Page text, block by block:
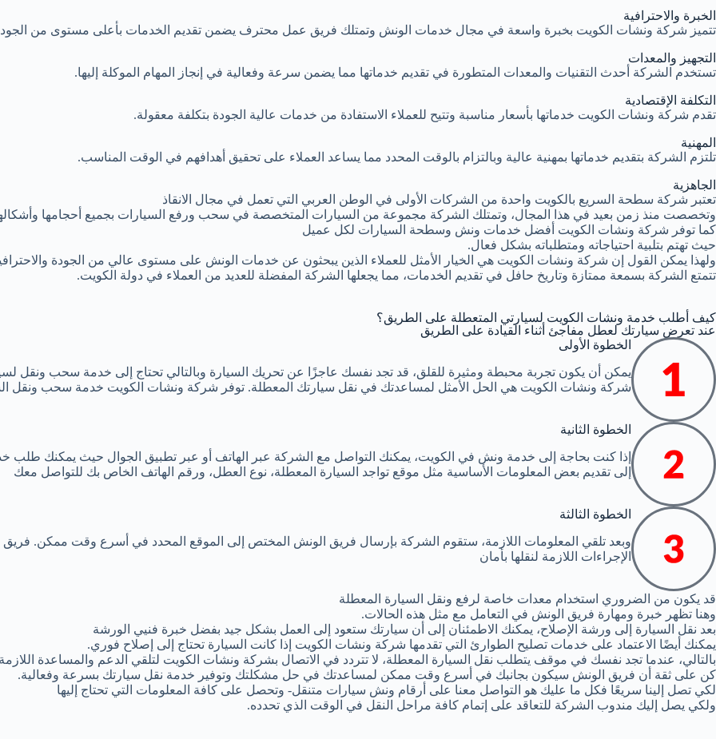
الخبرة والاحترافية
تتميز شركة ونشات الكويت بخبرة واسعة في مجال خدمات الونش وتمتلك فريق عمل محترف يضمن تقديم الخدمات بأعلى مستوى من
التجهيز والمعدات
تستخدم الشركة أحدث التقنيات والمعدات المتطورة في تقديم خدماتها مما يضمن سرعة وفعالية في إنجاز المهام الموكلة إليها.
التكلفة الإقتصادية
تقدم شركة ونشات الكويت خدماتها بأسعار مناسبة وتتيح للعملاء الاستفادة من خدمات عالية الجودة بتكلفة معقولة.
المهنية
تلتزم الشركة بتقديم خدماتها بمهنية عالية وبالتزام بالوقت المحدد مما يساعد العملاء على تحقيق أهدافهم في الوقت المناسب.
الجاهزية
تعتبر شركة سطحة السريع بالكويت واحدة من الشركات الأولى في الوطن العربي التي تعمل في مجال الانقاذ
وتخصصت منذ زمن بعيد في هذا المجال، وتمتلك الشركة مجموعة من السيارات المتخصصة في سحب ورفع السيارات بجميع أحجامها
كما توفر شركة ونشات الكويت أفضل خدمات ونش وسطحة السيارات لكل عميل
حيث تهتم بتلبية احتياجاته ومتطلباته بشكل فعال.
ولهذا يمكن القول إن شركة ونشات الكويت هي الخيار الأمثل للعملاء الذين يبحثون عن خدمات الونش على مستوى عالي من الجودة
تتمتع الشركة بسمعة ممتازة وتاريخ حافل في تقديم الخدمات، مما يجعلها الشركة المفضلة للعديد من العملاء في دولة الكويت.
كيف أطلب خدمة ونشات الكويت لسيارتي المتعطلة على الطريق؟
عند تعرض سيارتك لعطل مفاجئ أثناء القيادة على الطريق
الخطوة الأولى
يمكن أن يكون تجربة محبطة ومثيرة للقلق، قد تجد نفسك عاجزًا عن تحريك السيارة وبالتالي تحتاج إلى خدمة سحب ونقل
شركة ونشات الكويت هي الحل الأمثل لمساعدتك في نقل سيارتك المعطلة. توفر شركة ونشات الكويت خدمة سحب ونقل
الخطوة الثانية
إذا كنت بحاجة إلى خدمة ونش في الكويت، يمكنك التواصل مع الشركة عبر الهاتف أو عبر تطبيق الجوال حيث يمكنك طلب
إلى تقديم بعض المعلومات الأساسية مثل موقع تواجد السيارة المعطلة، نوع العطل، ورقم الهاتف الخاص بك للتواصل معك
الخطوة الثالثة
وبعد تلقي المعلومات اللازمة، ستقوم الشركة بإرسال فريق الونش المختص إلى الموقع المحدد في أسرع وقت ممكن.
الإجراءات اللازمة لنقلها بأمان
قد يكون من الضروري استخدام معدات خاصة لرفع ونقل السيارة المعطلة
وهنا تظهر خبرة ومهارة فريق الونش في التعامل مع مثل هذه الحالات.
بعد نقل السيارة إلى ورشة الإصلاح، يمكنك الاطمئنان إلى أن سيارتك ستعود إلى العمل بشكل جيد بفضل خبرة فنيي الورشة
يمكنك أيضًا الاعتماد على خدمات تصليح الطوارئ التي تقدمها شركة ونشات الكويت إذا كانت السيارة تحتاج إلى إصلاح فوري.
بالتالي، عندما تجد نفسك في موقف يتطلب نقل السيارة المعطلة، لا تتردد في الاتصال بشركة ونشات الكويت لتلقي الدعم والمساعدة
كن على ثقة أن فريق الونش سيكون بجانبك في أسرع وقت ممكن لمساعدتك في حل مشكلتك وتوفير خدمة نقل سيارتك بسرعة وفعالية.
لكي تصل إلينا سريعًا فكل ما عليك هو التواصل معنا على أرقام ونش سيارات متنقل- وتحصل على كافة المعلومات التي تحتاج إليها
ولكي يصل إليك مندوب الشركة للتعاقد على إتمام كافة مراحل النقل في الوقت الذي تحدده.